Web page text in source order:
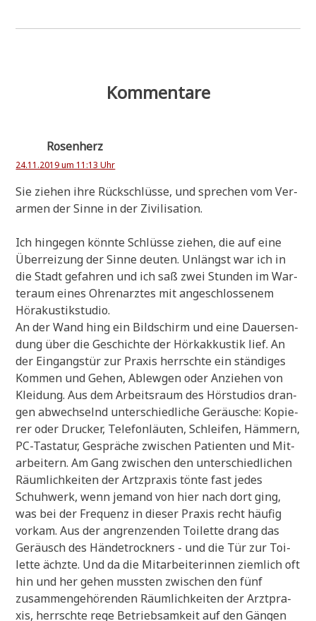
Kommentare
Rosenherz
24.11.2019 um 11:13 Uhr
Sie zie­hen ihre Rück­schlüs­se, und spre­chen vom Ver­
ar­men der Sin­ne in der Zivilisation.
Ich hin­ge­gen könn­te Schlüs­se zie­hen, die auf eine
Über­rei­zung der Sin­ne deu­ten. Unlängst war ich in
die Stadt gefah­ren und ich saß zwei Stun­den im War­
te­raum eines Ohren­arz­tes mit ange­schlos­se­nem
Hörakustikstudio.
An der Wand hing ein Bild­schirm und eine Dau­er­sen­
dung über die Geschich­te der Hör­k­ak­ku­stik lief. An
der Ein­gangs­tür zur Pra­xis herrsch­te ein stän­di­ges
Kom­men und Gehen, Ablew­gen oder Anzie­hen von
Klei­dung. Aus dem Arbeits­raum des Hör­stu­di­os dran­
gen abwech­selnd unter­schied­li­che Geräu­sche: Kopie­
rer oder Drucker, Tele­fon­läu­ten, Schlei­fen, Häm­mern,
PC-Tasta­tur, Gesprä­che zwi­schen Pati­en­ten und Mit­
ar­bei­tern. Am Gang zwi­schen den unter­schied­li­chen
Räum­lich­kei­ten der Artz­pra­xis tön­te fast jedes
Schuh­werk, wenn jemand von hier nach dort ging,
was bei der Fre­quenz in die­ser Pra­xis recht häu­fig
vor­kam. Aus der angren­zen­den Toi­let­te drang das
Geräusch des Hän­de­trock­ners - und die Tür zur Toi­
let­te ächz­te. Und da die Mit­ar­bei­te­rin­nen ziem­lich oft
hin und her gehen muss­ten zwi­schen den fünf
zusam­men­ge­hö­ren­den Räum­lich­kei­ten der Arzt­pra­
xis, herrsch­te rege Betrieb­sam­keit auf den Gän­gen